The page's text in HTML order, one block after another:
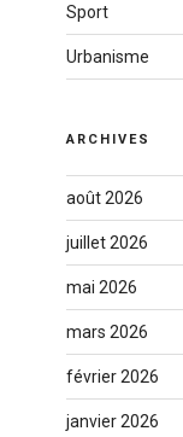
Sport
Urbanisme
ARCHIVES
août 2026
juillet 2026
mai 2026
mars 2026
février 2026
janvier 2026